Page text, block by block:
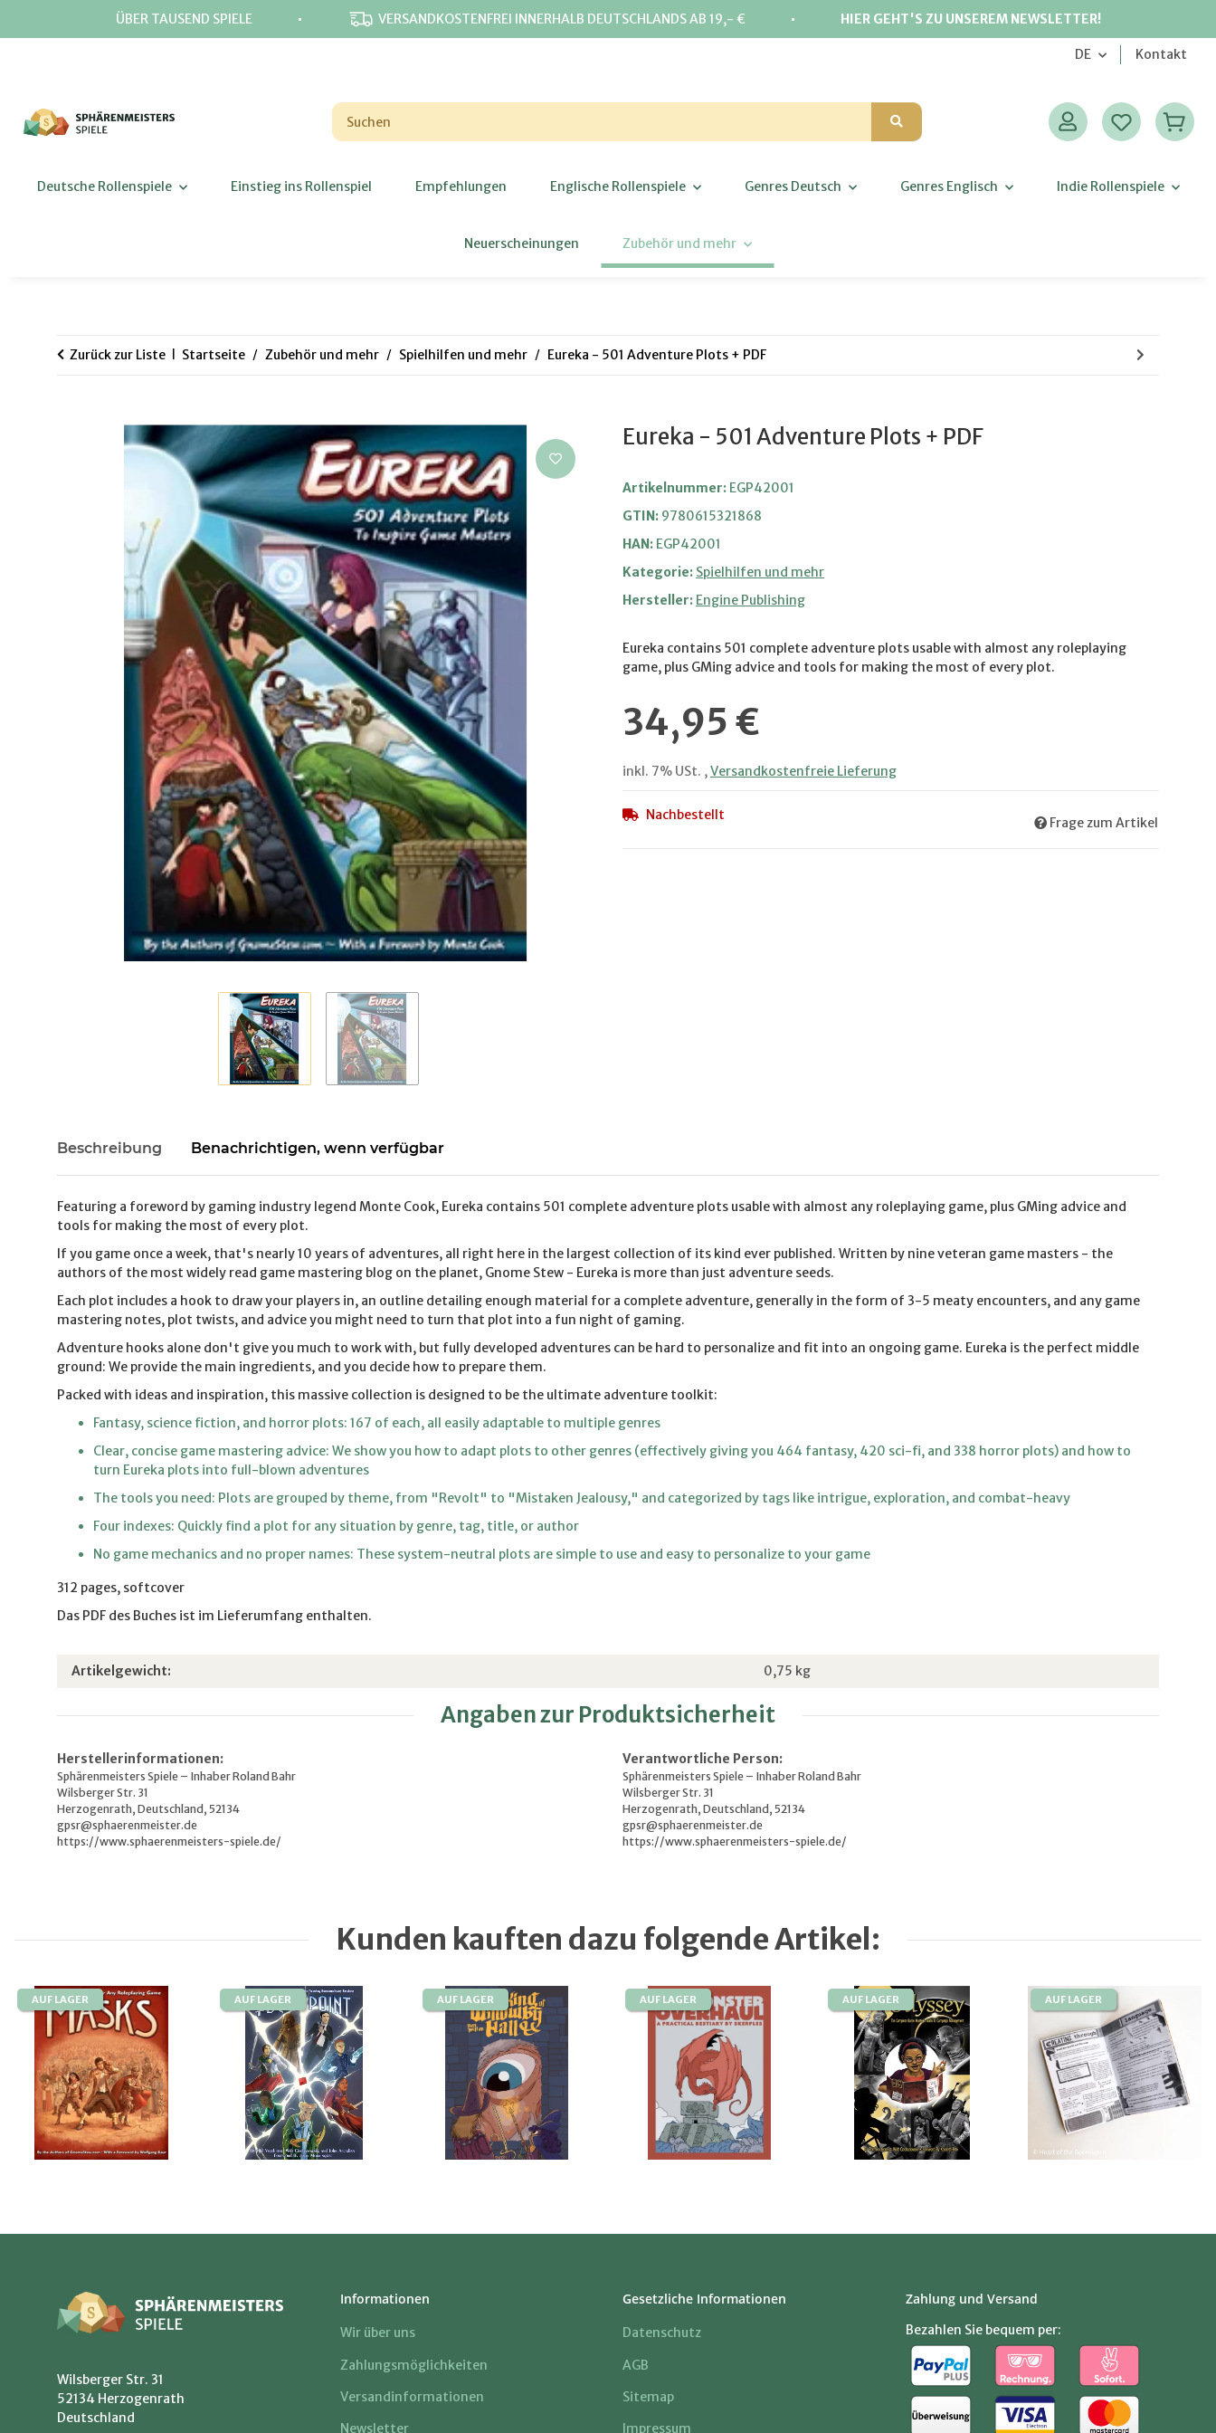
ÜBER TAUSEND SPIELE ⋅ VERSANDKOSTENFREI INNERHALB DEUTSCHLANDS AB 19,- € ⋅ HIER GEHT'S ZU UNSEREM NEWSLETTER!
DE Kontakt
Deutsche Rollenspiele Einstieg ins Rollenspiel Empfehlungen Englische Rollenspiele Genres Deutsch Genres Englisch Indie Rollenspiele
Neuerscheinungen Zubehör und mehr
Zurück zur Liste Startseite Zubehör und mehr Spielhilfen und mehr Eureka - 501 Adventure Plots + PDF
Eureka - 501 Adventure Plots + PDF
Artikelnummer: EGP42001
GTIN: 9780615321868
HAN: EGP42001
Kategorie: Spielhilfen und mehr
Hersteller: Engine Publishing
Eureka contains 501 complete adventure plots usable with almost any roleplaying
game, plus GMing advice and tools for making the most of every plot.
34,95 €
inkl. 7% USt. ,Versandkostenfreie Lieferung
Nachbestellt Frage zum Artikel
Beschreibung Benachrichtigen, wenn verfügbar
Featuring a foreword by gaming industry legend Monte Cook, Eureka contains 501 complete adventure plots usable with almost any roleplaying game, plus GMing advice and
tools for making the most of every plot.
If you game once a week, that's nearly 10 years of adventures, all right here in the largest collection of its kind ever published. Written by nine veteran game masters - the
authors of the most widely read game mastering blog on the planet, Gnome Stew - Eureka is more than just adventure seeds.
Each plot includes a hook to draw your players in, an outline detailing enough material for a complete adventure, generally in the form of 3-5 meaty encounters, and any game
mastering notes, plot twists, and advice you might need to turn that plot into a fun night of gaming.
Adventure hooks alone don't give you much to work with, but fully developed adventures can be hard to personalize and fit into an ongoing game. Eureka is the perfect middle
ground: We provide the main ingredients, and you decide how to prepare them.
Packed with ideas and inspiration, this massive collection is designed to be the ultimate adventure toolkit:
Fantasy, science fiction, and horror plots: 167 of each, all easily adaptable to multiple genres
Clear, concise game mastering advice: We show you how to adapt plots to other genres (effectively giving you 464 fantasy, 420 sci-fi, and 338 horror plots) and how to
turn Eureka plots into full-blown adventures
The tools you need: Plots are grouped by theme, from "Revolt" to "Mistaken Jealousy," and categorized by tags like intrigue, exploration, and combat-heavy
Four indexes: Quickly find a plot for any situation by genre, tag, title, or author
No game mechanics and no proper names: These system-neutral plots are simple to use and easy to personalize to your game
312 pages, softcover
Das PDF des Buches ist im Lieferumfang enthalten.
Produkteigenschaft
Wert
Artikelgewicht: 0,75 kg
Angaben zur Produktsicherheit
Herstellerinformationen:
Sphärenmeisters Spiele – Inhaber Roland Bahr
Wilsberger Str. 31
Herzogenrath, Deutschland, 52134
gpsr@sphaerenmeister.de
https://www.sphaerenmeisters-spiele.de/
Verantwortliche Person:
Sphärenmeisters Spiele – Inhaber Roland Bahr
Wilsberger Str. 31
Herzogenrath, Deutschland, 52134
gpsr@sphaerenmeister.de
https://www.sphaerenmeisters-spiele.de/
Kunden kauften dazu folgende Artikel:
AUF LAGER AUF LAGER AUF LAGER AUF LAGER AUF LAGER AUF LAGER
Wilsberger Str. 31
52134 Herzogenrath
Deutschland
Informationen
Wir über uns
Zahlungsmöglichkeiten
Versandinformationen
Newsletter
Gesetzliche Informationen
Datenschutz
AGB
Sitemap
Impressum
Zahlung und Versand
Bezahlen Sie bequem per: